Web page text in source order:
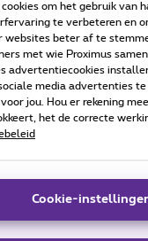
©
consumenteninfo
en wordt beheerd
27 - B-1030 Brussel.
om het gebruik van
te verbeteren en
websites beter af te
met wie Proximus
advertentiecookies
media advertenties
jou. Hou er rekening
het de correcte
Cookie-